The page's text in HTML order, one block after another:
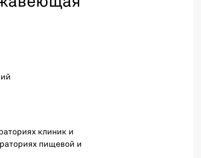
клиник и
пищевой и